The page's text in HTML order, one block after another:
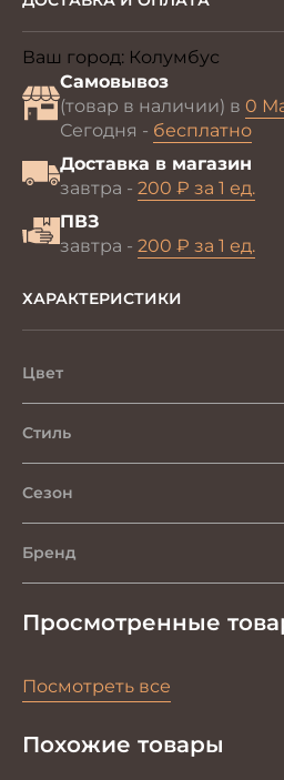
Ваш город: Колумбус
Самовывоз
(товар в наличии) в 0
Сегодня - бесплатно
Доставка в магазин
завтра - 200 ₽ за 1 ед.
ПВЗ
завтра - 200 ₽ за 1 ед.
ХАРАКТЕРИСТИКИ
Цвет
Стиль
Сезон
Бренд
Просмотренные
Посмотреть все
Похожие товары